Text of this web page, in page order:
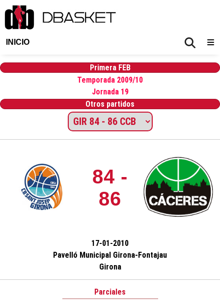
INICIO
Primera FEB
Temporada 2009/10
Jornada 19
Otros partidos
84 -
86
17-01-2010
Pavelló Municipal Girona-Fontajau
Girona
Parciales